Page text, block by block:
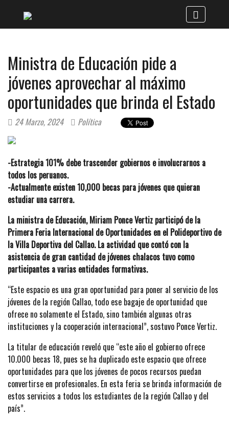
Ministra de Educación pide a
jóvenes aprovechar al máximo
oportunidades que brinda el Estado
24 Marzo, 2024 Política
-Estrategia 101% debe trascender gobiernos e involucrarnos a
todos los peruanos.
-Actualmente existen 10,000 becas para jóvenes que quieran
estudiar una carrera.
La ministra de Educación, Miriam Ponce Vertiz participó de la
Primera Feria Internacional de Oportunidades en el Polideportivo de
la Villa Deportiva del Callao. La actividad que contó con la
asistencia de gran cantidad de jóvenes chalacos tuvo como
participantes a varias entidades formativas.
“Este espacio es una gran oportunidad para poner al servicio de los
jóvenes de la región Callao, todo ese bagaje de oportunidad que
ofrece no solamente el Estado, sino también algunas otras
instituciones y la cooperación internacional”, sostuvo Ponce Vertiz.
La titular de educación reveló que “este año el gobierno ofrece
10.000 becas 18, pues se ha duplicado este espacio que ofrece
oportunidades para que los jóvenes de pocos recursos puedan
convertirse en profesionales. En esta feria se brinda información de
estos servicios a todos los estudiantes de la región Callao y del
país”.